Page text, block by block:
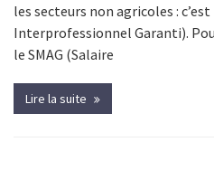
les secteurs non agricoles :
Interprofessionnel Garanti).
le SMAG (Salaire
Lire la suite